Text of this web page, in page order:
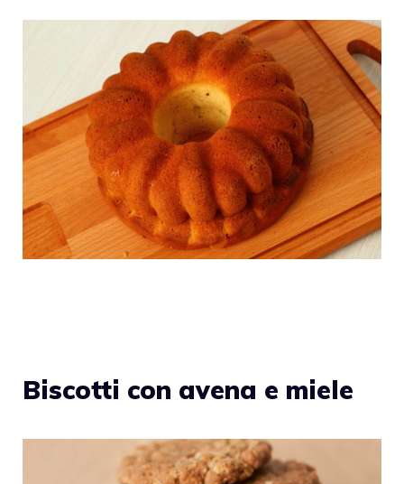
Biscotti con avena e miele